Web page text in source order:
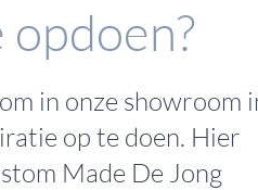
in onze showroom
op te doen. Hier
Made De Jong